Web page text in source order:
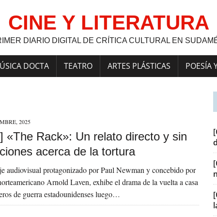
CINE Y LITERATURA
DIARIO DIGITAL DE CRÍTICA CULTURAL EN
DOCTA TEATRO ARTES PLÁSTICAS POESÍA
2025
«The Rack»: Un relato directo y sin
acerca de la tortura
audiovisual protagonizado por Paul Newman y concebido por
Arnold Laven, exhibe el drama de la vuelta a casa
de guerra estadounidenses luego…